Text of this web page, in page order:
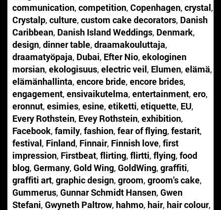
communication, competition, Copenhagen, crystal,
Crystalp, culture, custom cake decorators, Danish
Caribbean, Danish Island Weddings, Denmark,
design, dinner table, draamakouluttaja,
draamatyöpaja, Dubai, Efter Nio, ekologinen
morsian, ekologisuus, electric veil, Elumen, elämä,
elämänhallinta, encore bride, encore brides,
engagement, ensivaikutelma, entertainment, ero,
eronnut, esimies, esine, etiketti, etiquette, EU,
Every Rothstein, Evey Rothstein, exhibition,
Facebook, family, fashion, fear of flying, festarit,
festival, Finland, Finnair, Finnish love, first
impression, Firstbeat, flirting, flirtti, flying, food
blog, Germany, Gold Wing, GoldWing, graffiti,
graffiti art, graphic design, groom, groom's cake,
Gummerus, Gunnar Schmidt Hansen, Gwen
Stefani, Gwyneth Paltrow, hahmo, hair, hair colour,